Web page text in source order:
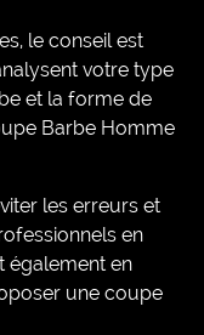
le conseil est
votre type
et la forme de
Barbe Homme
les erreurs et
en
également en
une coupe